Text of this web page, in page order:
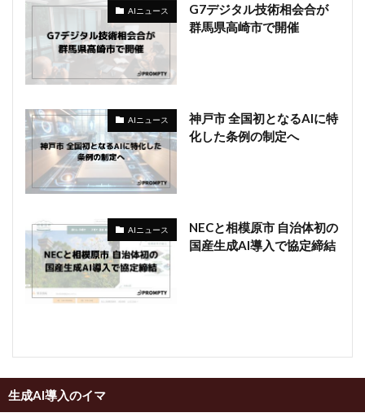
AIニュース
G7デジタル技術相会合が
群馬県高崎市で開催
AIニュース
神戸市 全国初となるAIに特
化した条例の制定へ
AIニュース
NECと相模原市 自治体初の
国産生成AI導入で協定締結
生成AI導入のイマ